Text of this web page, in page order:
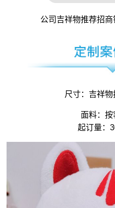
公司吉祥物推荐招商
尺寸： 吉祥物
面料：按
起订量：